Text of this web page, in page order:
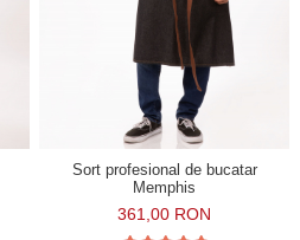
Sort profesional de bucatar
Memphis
361,00 RON